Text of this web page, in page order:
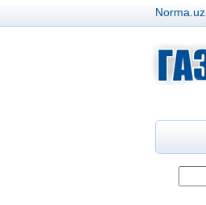
Norma.uz